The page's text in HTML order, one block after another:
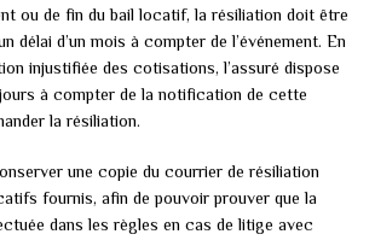
ou de fin du bail locatif, la résiliation doit être
délai d’un mois à compter de l’événement. En
injustifiée des cotisations, l’assuré dispose
jours à compter de la notification de cette
la résiliation.
une copie du courrier de résiliation
fournis, afin de pouvoir prouver que la
dans les règles en cas de litige avec